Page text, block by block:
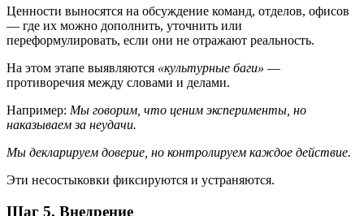
Ценности выносятся на обсуждение команд, отделов, офисов
— где их можно дополнить, уточнить или
переформулировать, если они не отражают реальность.
На этом этапе выявляются «культурные баги» —
противоречия между словами и делами.
Например: Мы говорим, что ценим эксперименты, но
наказываем за неудачи.
Мы декларируем доверие, но контролируем каждое действие.
Эти несостыковки фиксируются и устраняются.
Шаг 5. Внедрение